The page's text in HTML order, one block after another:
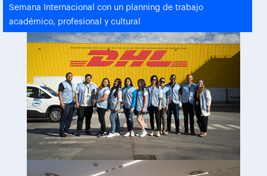
Semana Internacional con un planning de trabajo
académico, profesional y cultural